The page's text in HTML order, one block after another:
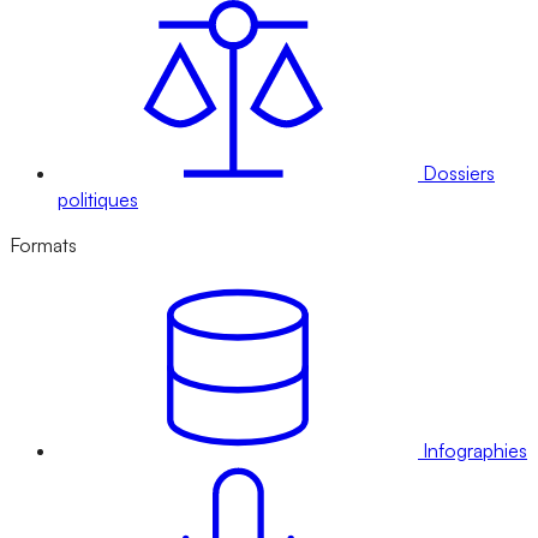
Dossiers
politiques
Formats
Infographies